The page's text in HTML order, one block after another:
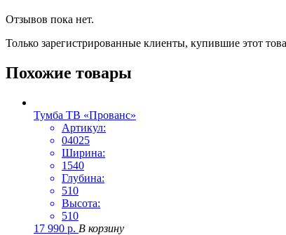
Отзывов пока нет.
Только зарегистрированные клиенты, купившие этот
Похожие товары
Тумба ТВ «Прованс»
Артикул:
04025
Ширина:
1540
Глубина:
510
Высота:
510
17 990 р. В корзину